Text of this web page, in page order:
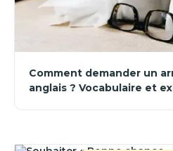
Comment demander un
anglais ? Vocabulaire et